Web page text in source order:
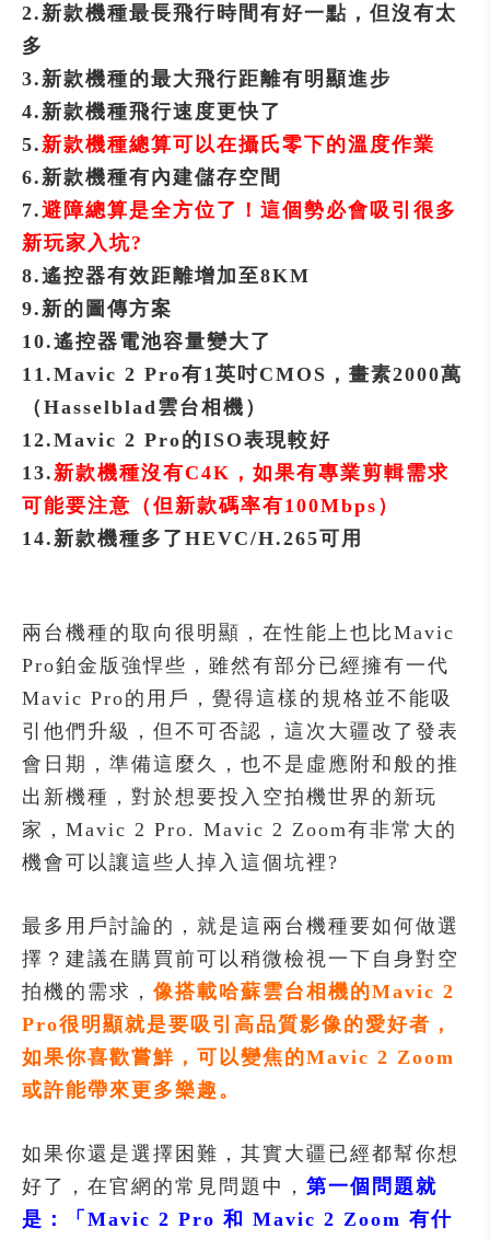
2.新款機種最長飛行時間有好一點，但沒有太
多
3.新款機種的最大飛行距離有明顯進步
4.新款機種飛行速度更快了
5.新款機種總算可以在攝氏零下的溫度作業
6.新款機種有內建儲存空間
7.避障總算是全方位了！這個勢必會吸引很多
新玩家入坑?
8.遙控器有效距離增加至8KM
9.新的圖傳方案
10.遙控器電池容量變大了
11.Mavic 2 Pro有1英吋CMOS，畫素2000萬
（Hasselblad雲台相機）
12.Mavic 2 Pro的ISO表現較好
13.新款機種沒有C4K，如果有專業剪輯需求
可能要注意（但新款碼率有100Mbps）
14.新款機種多了HEVC/H.265可用
兩台機種的取向很明顯，在性能上也比Mavic
Pro鉑金版強悍些，雖然有部分已經擁有一代
Mavic Pro的用戶，覺得這樣的規格並不能吸
引他們升級，但不可否認，這次大疆改了發表
會日期，準備這麼久，也不是虛應附和般的推
出新機種，對於想要投入空拍機世界的新玩
家，Mavic 2 Pro. Mavic 2 Zoom有非常大的
機會可以讓這些人掉入這個坑裡?
最多用戶討論的，就是這兩台機種要如何做選
擇？建議在購買前可以稍微檢視一下自身對空
拍機的需求， 像搭載哈蘇雲台相機的Mavic 2
Pro很明顯就是要吸引高品質影像的愛好者，
如果你喜歡嘗鮮，可以變焦的Mavic 2 Zoom
或許能帶來更多樂趣。
如果你還是選擇困難，其實大疆已經都幫你想
好了，在官網的常見問題中， 第一個問題就
是：「Mavic 2 Pro 和 Mavic 2 Zoom 有什